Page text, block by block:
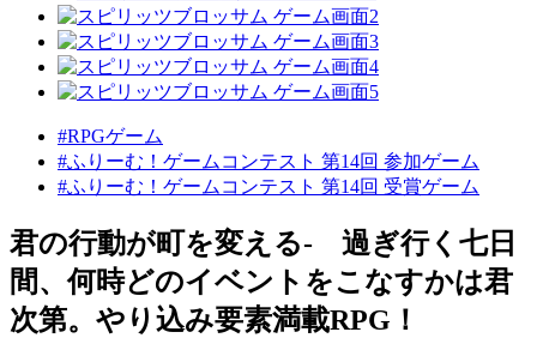
#RPGゲーム
#ふりーむ！ゲームコンテスト 第14回 参加ゲーム
#ふりーむ！ゲームコンテスト 第14回 受賞ゲーム
君の行動が町を変える- 過ぎ行く七日
間、何時どのイベントをこなすかは君
次第。やり込み要素満載RPG！